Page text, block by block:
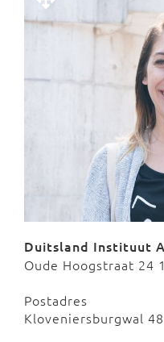
Duitsland Instituut
Oude Hoogstraat 24
Postadres
Kloveniersburgwal